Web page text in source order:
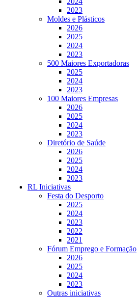
2023
Moldes e Plásticos
2026
2025
2024
2023
500 Maiores Exportadoras
2025
2024
2023
100 Maiores Empresas
2026
2025
2024
2023
Diretório de Saúde
2026
2025
2024
2023
RL Iniciativas
Festa do Desporto
2025
2024
2023
2022
2021
Fórum Emprego e Formação
2026
2025
2024
2023
Outras iniciativas